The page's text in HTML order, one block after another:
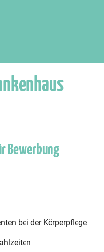
Bewerbung
bei der Körperpflege